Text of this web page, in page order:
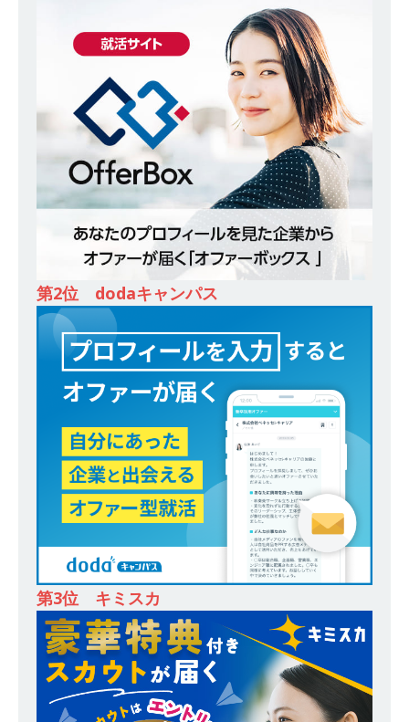
スを提供するベンチャー企業 ｜ 設立から毎年黒
字経営。売上は常に右肩上がり ｜ 未経験から営
業として成長・収入アップが目指せる環境 ｜ オ
イシル
体育会積極採用企業
[ 2026年5月13日 ]
【 28卒 ｜ トップ企業内定の
登竜門!! 満足度98％のインターン 】 東京勤務・
転勤なし ｜ 文系IT未経験でもOK ｜ 新卒の3年以
内昇進率91％ ｜ IT社会の今まさに求められてい
るベンチャー企業 ｜ 新卒2年目で1,000万円越え
目指せる!! ｜ データX
[ 2026年5月13日 ] 【 28卒 ｜ 仕事の全容を知れ
るオープンカンパニー 】 大林グループ ｜ 全国規
模の重要施設の建設に携わるサブコン ｜ 環境保
全や脱炭素社会の実現にも貢献 ｜ 初任給28万
+各手当 ｜ 年間休日125日 ｜ オーク設備工業
体育会積極採用企業
[ 2026年5月13日 ]
【 28卒 ｜ 建築プロセスの一
部を体験できるイベント開催 】香川・大阪勤務
｜ 四国・関東エリアで圧倒的な存在感を誇る総
合建設会社（ゼネコン） ｜ 充実の福利厚生・資
格手当・資格取得支援制度あり ｜ 年間休日123
日 ｜ 創立以来74年間黒字経営 ｜ 合田工務店
体育会積極採用企業
第2位 dodaキャンパス
第3位 キミスカ